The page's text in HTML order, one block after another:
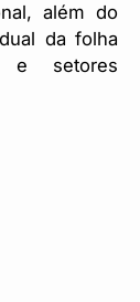
além do
da folha
e setores